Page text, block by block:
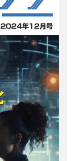
印刷通販
信用情報
業界
ス・多彩な商材～
2022 検査・校正特集